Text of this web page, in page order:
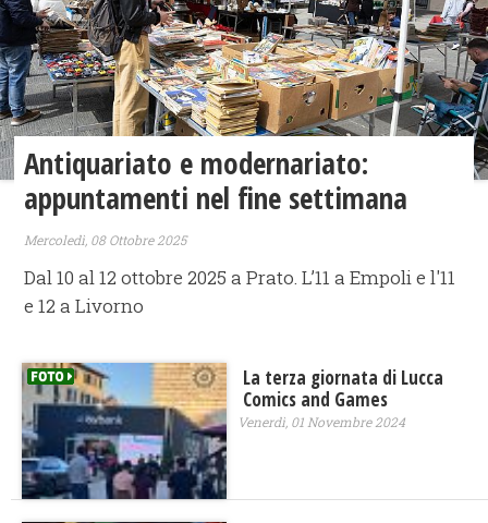
Antiquariato e modernariato:
appuntamenti nel fine settimana
Mercoledì, 08 Ottobre 2025
Dal 10 al 12 ottobre 2025 a Prato. L’11 a Empoli e l'11
e 12 a Livorno
La terza giornata di Lucca
Comics and Games
Venerdì, 01 Novembre 2024